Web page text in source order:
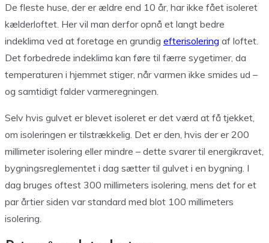
De fleste huse, der er ældre end 10 år, har ikke fået isoleret
kælderloftet. Her vil man derfor opnå et langt bedre
indeklima ved at foretage en grundig efterisolering af loftet.
Det forbedrede indeklima kan føre til færre sygetimer, da
temperaturen i hjemmet stiger, når varmen ikke smides ud –
og samtidigt falder varmeregningen.
Selv hvis gulvet er blevet isoleret er det værd at få tjekket,
om isoleringen er tilstrækkelig. Det er den, hvis der er 200
millimeter isolering eller mindre – dette svarer til energikravet,
bygningsreglementet i dag sætter til gulvet i en bygning. I
dag bruges oftest 300 millimeters isolering, mens det for et
par årtier siden var standard med blot 100 millimeters
isolering.